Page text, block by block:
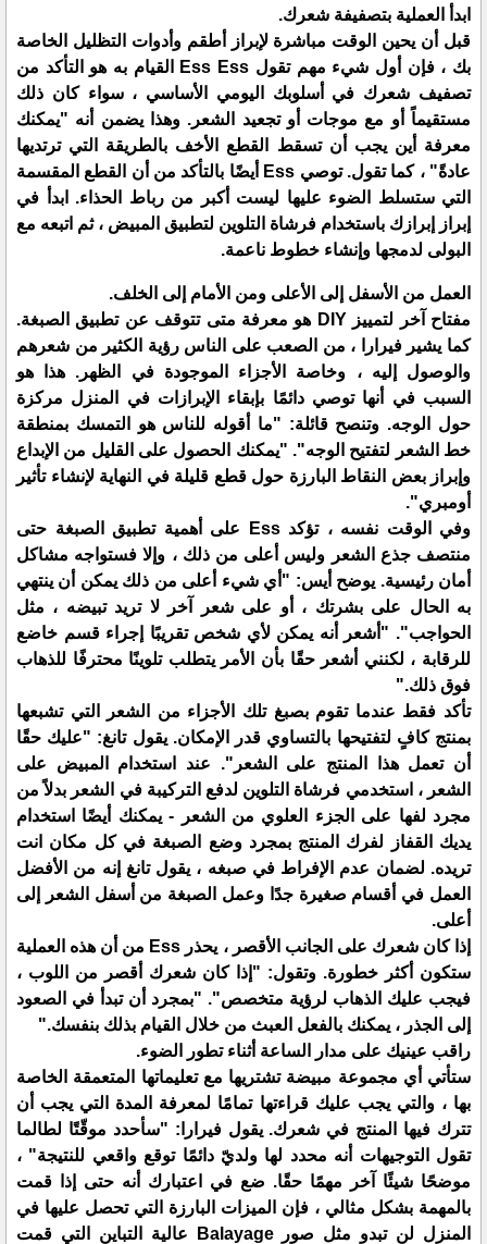
ابدأ العملية بتصفيفة شعرك.
قبل أن يحين الوقت مباشرة لإبراز أطقم وأدوات التظليل الخاصة
بك ، فإن أول شيء مهم تقول Ess Ess القيام به هو التأكد من
تصفيف شعرك في أسلوبك اليومي الأساسي ، سواء كان ذلك
مستقيماً أو مع موجات أو تجعيد الشعر. وهذا يضمن أنه "يمكنك
معرفة أين يجب أن تسقط القطع الأخف بالطريقة التي ترتديها
عادةً" ، كما تقول. توصي Ess أيضًا بالتأكد من أن القطع المقسمة
التي ستسلط الضوء عليها ليست أكبر من رباط الحذاء. ابدأ في
إبراز إبرازك باستخدام فرشاة التلوين لتطبيق المبيض ، ثم اتبعه مع
البولى لدمجها وإنشاء خطوط ناعمة.
العمل من الأسفل إلى الأعلى ومن الأمام إلى الخلف.
مفتاح آخر لتمييز DIY هو معرفة متى تتوقف عن تطبيق الصبغة.
كما يشير فيرارا ، من الصعب على الناس رؤية الكثير من شعرهم
والوصول إليه ، وخاصة الأجزاء الموجودة في الظهر. هذا هو
السبب في أنها توصي دائمًا بإبقاء الإبرازات في المنزل مركزة
حول الوجه. وتنصح قائلة: "ما أقوله للناس هو التمسك بمنطقة
خط الشعر لتفتيح الوجه". "يمكنك الحصول على القليل من الإبداع
وإبراز بعض النقاط البارزة حول قطع قليلة في النهاية لإنشاء تأثير
أومبري".
وفي الوقت نفسه ، تؤكد Ess على أهمية تطبيق الصبغة حتى
منتصف جذع الشعر وليس أعلى من ذلك ، وإلا فستواجه مشاكل
أمان رئيسية. يوضح أيس: "أي شيء أعلى من ذلك يمكن أن ينتهي
به الحال على بشرتك ، أو على شعر آخر لا تريد تبيضه ، مثل
الحواجب". "أشعر أنه يمكن لأي شخص تقريبًا إجراء قسم خاضع
للرقابة ، لكنني أشعر حقًا بأن الأمر يتطلب تلوينًا محترفًا للذهاب
فوق ذلك."
تأكد فقط عندما تقوم بصبغ تلك الأجزاء من الشعر التي تشبعها
بمنتج كافٍ لتفتيحها بالتساوي قدر الإمكان. يقول تانغ: "عليك حقًا
أن تعمل هذا المنتج على الشعر". عند استخدام المبيض على
الشعر ، استخدمي فرشاة التلوين لدفع التركيبة في الشعر بدلاً من
مجرد لفها على الجزء العلوي من الشعر - يمكنك أيضًا استخدام
يديك القفاز لفرك المنتج بمجرد وضع الصبغة في كل مكان انت
تريده. لضمان عدم الإفراط في صبغه ، يقول تانغ إنه من الأفضل
العمل في أقسام صغيرة جدًا وعمل الصبغة من أسفل الشعر إلى
أعلى.
إذا كان شعرك على الجانب الأقصر ، يحذر Ess من أن هذه العملية
ستكون أكثر خطورة. وتقول: "إذا كان شعرك أقصر من اللوب ،
فيجب عليك الذهاب لرؤية متخصص". "بمجرد أن تبدأ في الصعود
إلى الجذر ، يمكنك بالفعل العبث من خلال القيام بذلك بنفسك."
راقب عينيك على مدار الساعة أثناء تطور الضوء.
ستأتي أي مجموعة مبيضة تشتريها مع تعليماتها المتعمقة الخاصة
بها ، والتي يجب عليك قراءتها تمامًا لمعرفة المدة التي يجب أن
تترك فيها المنتج في شعرك. يقول فيرارا: "سأحدد موقّتًا لطالما
تقول التوجيهات أنه محدد لها ولديّ دائمًا توقع واقعي للنتيجة" ،
موضحًا شيئًا آخر مهمًا حقًا. ضع في اعتبارك أنه حتى إذا قمت
بالمهمة بشكل مثالي ، فإن الميزات البارزة التي تحصل عليها في
المنزل لن تبدو مثل صور Balayage عالية التباين التي قمت